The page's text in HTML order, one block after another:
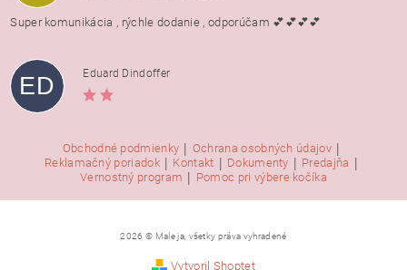
Super komunikácia , rýchle dodanie , odporúčam 💕💕💕💕
ED Eduard Dindoffer
Obchodné podmienky | Ochrana osobných údajov |
Reklamačný poriadok | Kontakt | Dokumenty | Predajňa |
Vernostný program | Pomoc pri výbere kočíka
2026 © Male ja, všetky práva vyhradené
Vytvoril Shoptet